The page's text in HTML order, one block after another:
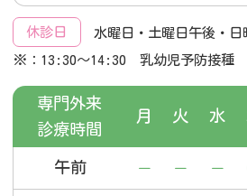
休診日
水曜日・土曜日午後・日
※：13:30～14:30 乳幼児予防接種
専門外来
診療時間
月 火 水
午前 － － －